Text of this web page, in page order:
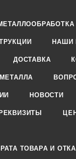
НАШИ
ДОСТАВКА
НОВОСТИ
РЕКВИЗИТЫ
ТОВАРА И